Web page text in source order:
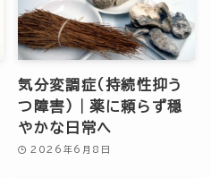
気分変調症（持続性抑う
つ障害）｜薬に頼らず穏
やかな日常へ
2026年6月8日